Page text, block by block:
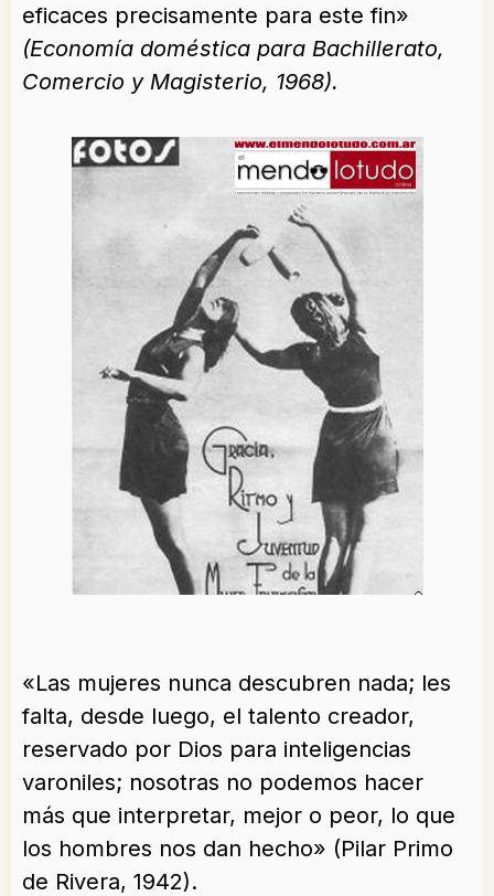
eficaces precisamente para este fin»
(Economía doméstica para Bachillerato,
Comercio y Magisterio, 1968).
«Las mujeres nunca descubren nada; les
falta, desde luego, el talento creador,
reservado por Dios para inteligencias
varoniles; nosotras no podemos hacer
más que interpretar, mejor o peor, lo que
los hombres nos dan hecho» (Pilar Primo
de Rivera, 1942).